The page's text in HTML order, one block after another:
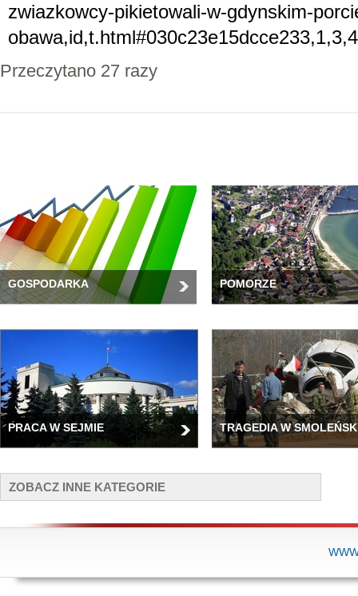
zwiazkowcy-pikietowali-w-gdynskim-
obawa,id,t.html#030c23e15dcce233,1,3,4
Przeczytano 27 razy
GOSPODARKA POMORZE
PRACA W SEJMIE TRAGEDIA W
ZOBACZ INNE KATEGORIE